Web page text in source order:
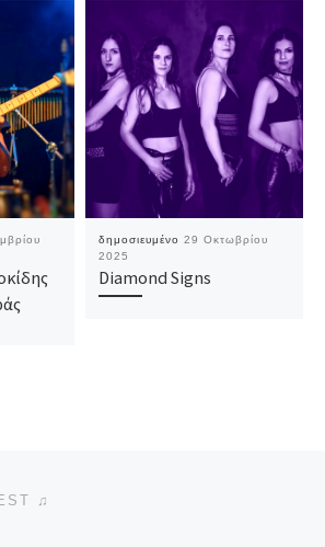
δημοσιευμένο 29 Οκτωβρίου
2025
Diamond Signs
♫